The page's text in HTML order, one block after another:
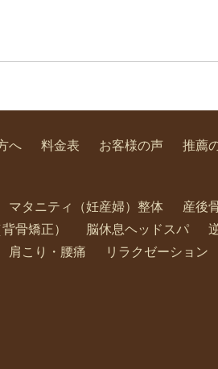
へ 料金表 お客様の声 推薦
マタニティ（妊産婦）整体
産後
骨矯正）
脳休息ヘッドスパ
肩こり・腰痛 リラクゼーション